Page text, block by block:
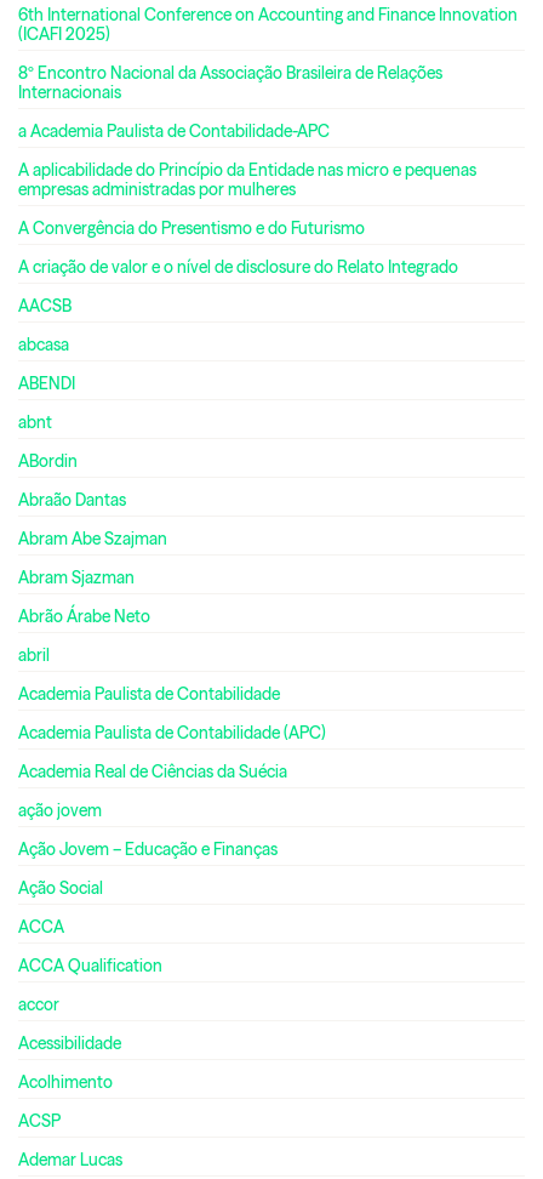
6th International Conference on Accounting and Finance Innovation
(ICAFI 2025)
8º Encontro Nacional da Associação Brasileira de Relações
Internacionais
a Academia Paulista de Contabilidade-APC
A aplicabilidade do Princípio da Entidade nas micro e pequenas
empresas administradas por mulheres
A Convergência do Presentismo e do Futurismo
A criação de valor e o nível de disclosure do Relato Integrado
AACSB
abcasa
ABENDI
abnt
ABordin
Abraão Dantas
Abram Abe Szajman
Abram Sjazman
Abrão Árabe Neto
abril
Academia Paulista de Contabilidade
Academia Paulista de Contabilidade (APC)
Academia Real de Ciências da Suécia
ação jovem
Ação Jovem – Educação e Finanças
Ação Social
ACCA
ACCA Qualification
accor
Acessibilidade
Acolhimento
ACSP
Ademar Lucas